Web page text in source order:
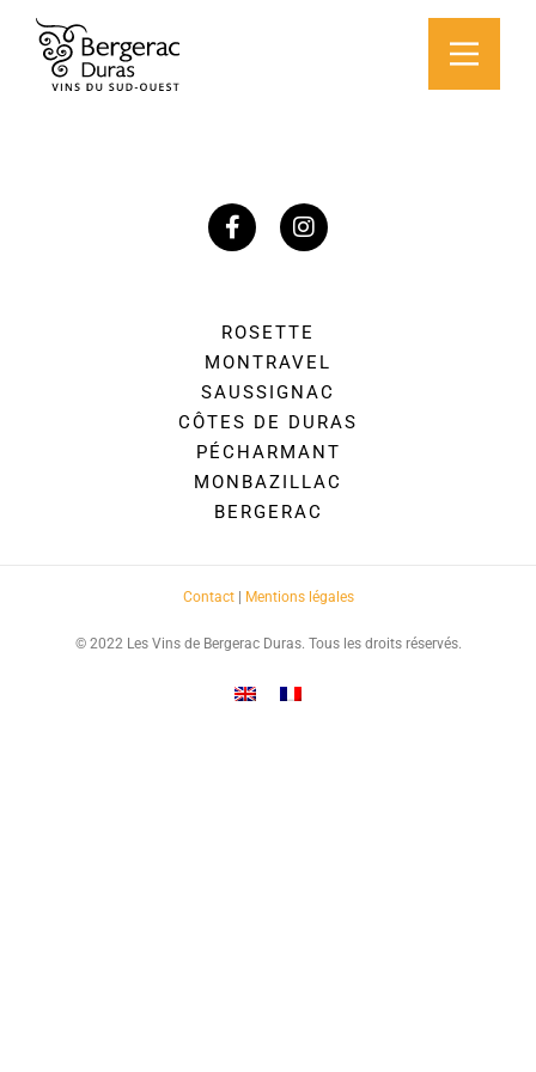
ROSETTE
MONTRAVEL
SAUSSIGNAC
CÔTES DE DURAS
PÉCHARMANT
MONBAZILLAC
BERGERAC
Contact| Mentions légales
© 2022 Les Vins de Bergerac Duras. Tous les droits réservés.